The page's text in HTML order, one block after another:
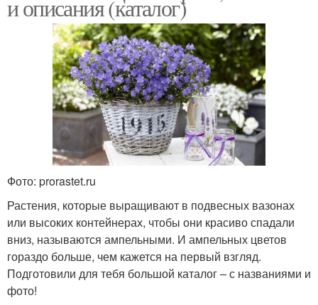
и описания (каталог)
Фото: prorastet.ru
Растения, которые выращивают в подвесных вазонах
или высоких контейнерах, чтобы они красиво спадали
вниз, называются ампельными. И ампельных цветов
гораздо больше, чем кажется на первый взгляд.
Подготовили для тебя большой каталог – с названиями и
фото!